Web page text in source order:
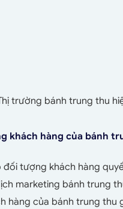
trường bánh trung thu
khách hàng của bánh
đối tượng khách hàng
marketing bánh trung
hàng của bánh trung thu